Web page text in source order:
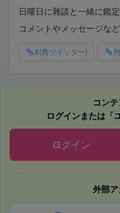
日曜日に雜談と一緒に鑑
コメントやメッセージな
X(舊ツイッター)
コン
ログインまたは「
ログイン
外部